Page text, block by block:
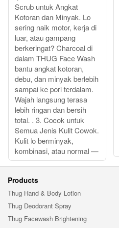
Scrub untuk Angkat
Kotoran dan Minyak. Lo
sering naik motor, kerja di
luar, atau gampang
berkeringat? Charcoal di
dalam THUG Face Wash
bantu angkat kotoran,
debu, dan minyak berlebih
sampai ke pori terdalam.
Wajah langsung terasa
lebih ringan dan bersih
total. . 3. Cocok untuk
Semua Jenis Kulit Cowok.
Kulit lo berminyak,
kombinasi, atau normal —
Products
Thug Hand & Body Lotion
Thug Deodorant Spray
Thug Facewash Brightening